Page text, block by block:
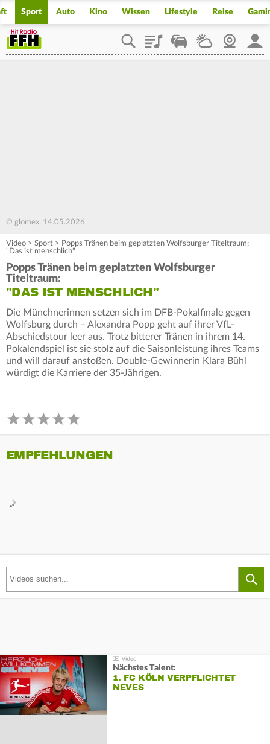
Sport Auto Kino Wissen Lifestyle Reise
PlaylistStaupilotWetterWebcam
© glomex, 14.05.2026
Video > Sport > Popps Tränen beim geplatzten Wolfsburger Titeltraum:
"Das ist menschlich"
Popps Tränen beim geplatzten Wolfsburger
Titeltraum:
"DAS IST MENSCHLICH"
Die Münchnerinnen setzen sich im DFB-Pokalfinale gegen
Wolfsburg durch – Alexandra Popp geht auf ihrer VfL-
Abschiedstour leer aus. Trotz bitterer Tränen in ihrem 14.
Pokalendspiel ist sie stolz auf die Saisonleistung ihres Teams
und will darauf anstoßen. Double-Gewinnerin Klara Bühl
würdigt die Karriere der 35-Jährigen.
EMPFEHLUNGEN
Nächstes Talent:
1. FC KÖLN VERPFLICHTET
NEVES